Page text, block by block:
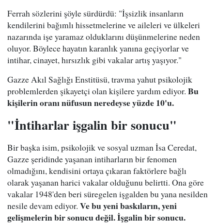
Ferrah sözlerini şöyle sürdürdü: "İşsizlik insanların
kendilerini bağımlı hissetmelerine ve aileleri ve ülkeleri
nazarında işe yaramaz olduklarını düşünmelerine neden
oluyor. Böylece hayatın karanlık yanına geçiyorlar ve
intihar, cinayet, hırsızlık gibi vakalar artış yaşıyor."
Gazze Akıl Sağlığı Enstitüsü, travma yahut psikolojik
problemlerden şikayetçi olan kişilere yardım ediyor. Bu
kişilerin oranı nüfusun neredeyse yüzde 10'u.
"İntiharlar işgalin bir sonucu"
Bir başka isim, psikolojik ve sosyal uzman İsa Ceredat,
Gazze şeridinde yaşanan intiharların bir fenomen
olmadığını, kendisini ortaya çıkaran faktörlere bağlı
olarak yaşanan harici vakalar olduğunu belirtti. Ona göre
vakalar 1948'den beri süregelen işgalden bu yana nesilden
nesile devam ediyor. Ve bu yeni baskıların, yeni
gelişmelerin bir sonucu değil. İşgalin bir sonucu.